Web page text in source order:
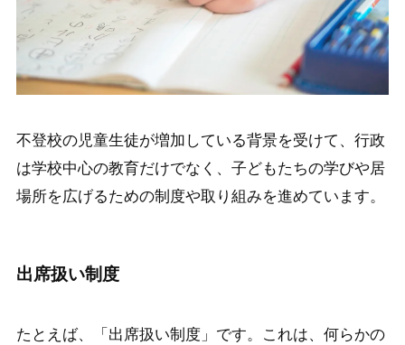
不登校の児童生徒が増加している背景を受けて、行政
は学校中心の教育だけでなく、子どもたちの学びや居
場所を広げるための制度や取り組みを進めています。
出席扱い制度
たとえば、「出席扱い制度」です。これは、何らかの